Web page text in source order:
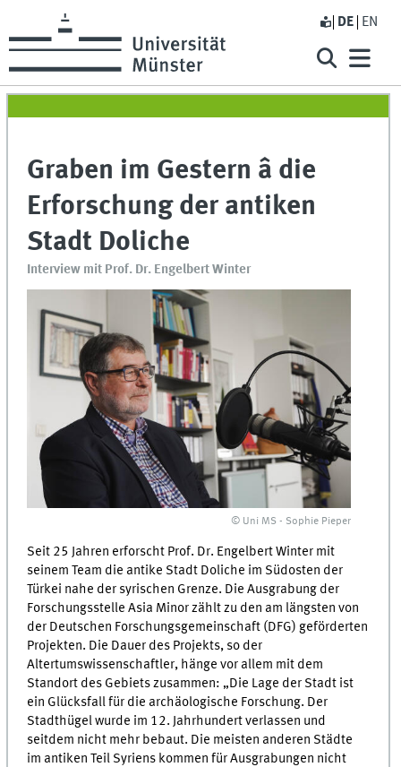
DE EN
Graben im Gestern â die
Erforschung der antiken
Stadt Doliche
Interview mit Prof. Dr. Engelbert Winter
© Uni MS - Sophie Pieper
Seit 25 Jahren erforscht Prof. Dr. Engelbert Winter mit
seinem Team die antike Stadt Doliche im Südosten der
Türkei nahe der syrischen Grenze. Die Ausgrabung der
Forschungsstelle Asia Minor zählt zu den am längsten von
der Deutschen Forschungsgemeinschaft (DFG) geförderten
Projekten. Die Dauer des Projekts, so der
Altertumswissenschaftler, hänge vor allem mit dem
Standort des Gebiets zusammen: „Die Lage der Stadt ist
ein Glücksfall für die archäologische Forschung. Der
Stadthügel wurde im 12. Jahrhundert verlassen und
seitdem nicht mehr bebaut. Die meisten anderen Städte
im antiken Teil Syriens kommen für Ausgrabungen nicht